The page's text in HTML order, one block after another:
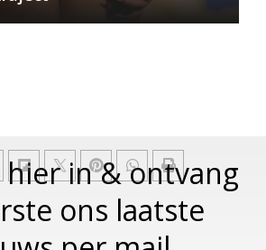
in & ontvang
ons laatste